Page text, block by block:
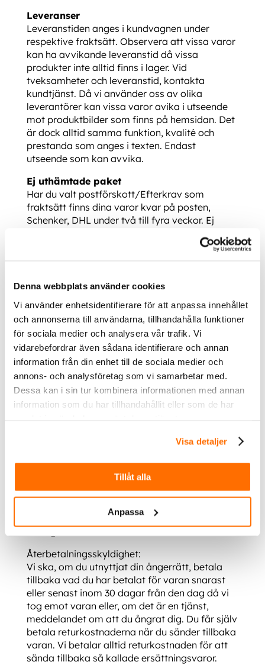
Denna webbplats använder cookies
Vi använder enhetsidentifierare för att anpassa innehållet
och annonserna till användarna, tillhandahålla funktioner
för sociala medier och analysera vår trafik. Vi
vidarebefordrar även sådana identifierare och annan
information från din enhet till de sociala medier och
annons- och analysföretag som vi samarbetar med.
Dessa kan i sin tur kombinera informationen med annan
information som du har tillhandahållit eller som de har
Visa detaljer
Tillåt alla
Anpassa
Leveranser
Leveranstiden anges i kundvagnen under
respektive fraktsätt. Observera att vissa varor
kan ha avvikande leveranstid då vissa
produkter inte alltid finns i lager. Vid
tveksamheter och leveranstid, kontakta
kundtjänst. Då vi använder oss av olika
leverantörer kan vissa varor avika i utseende
mot produktbilder som finns på hemsidan. Det
är dock alltid samma funktion, kvalité och
prestanda som anges i texten. Endast
utseende som kan avvika.
Ej uthämtade paket
Har du valt postförskott/Efterkrav som
fraktsätt finns dina varor kvar på posten,
Schenker, DHL under två till fyra veckor. Ej
paket som inte löses ut förbehåller vi oss
närvarande 450:- plus eventuella
Returer
Returer sker på din egen bekostnad utom om
varan är defekt eller om vi har packat fel.
Returer ska skickas som brev eller paket, inte
mot postförskott. Vid byten betalar vi den nya
frakten från oss till dig.
Oavsett skall alltid vår retursedel användas,
När du utnyttjat din ångerrätt ska du,
om det gäller en vara: sända eller lämna
tillbaka den till oss
om det gäller en tjänst: hålla materialet
tillgängligt för oss, om det inte medför besvär
Återbetalningsskyldighet:
Vi ska, om du utnyttjat din ångerrätt, betala
tillbaka vad du har betalat för varan snarast
eller senast inom 30 dagar från den dag då vi
tog emot varan eller, om det är en tjänst,
meddelandet om att du ångrat dig. Du får själv
betala returkostnaderna när du sänder tillbaka
varan. Vi betalar alltid returkostnaden för att
sända tillbaka så kallade ersättningsvaror.